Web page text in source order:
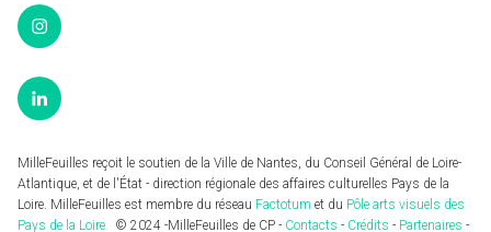
Instagram
LinkedIn
MilleFeuilles reçoit le soutien de la Ville de Nantes, du Conseil Général de Loire-
Atlantique, et de l'État - direction régionale des affaires culturelles Pays de la
Loire. MilleFeuilles est membre du réseau Factotum et du Pôle arts visuels des
Pays de la Loire.
© 2024 -MilleFeuilles de CP - Contacts - Crédits - Partenaires -